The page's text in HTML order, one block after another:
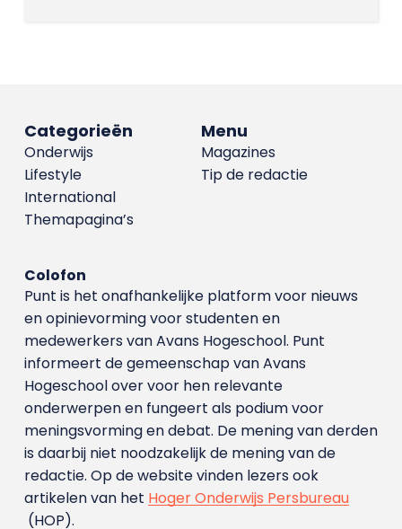
Menu
Magazines
Tip de redactie
Categorieën
Onderwijs
Lifestyle
International
Themapagina’s
Colofon
Punt is het onafhankelijke platform voor nieuws
en opinievorming voor studenten en
medewerkers van Avans Hoge­school. Punt
informeert de gemeenschap van Avans
Hogeschool over voor hen relevante
onderwerpen en fungeert als podium voor
meningsvorming en debat. De mening van derden
is daarbij niet noodzakelijk de mening van de
redactie. Op de website vinden lezers ook
artikelen van het Hoger Onderwijs Persbureau
(HOP).